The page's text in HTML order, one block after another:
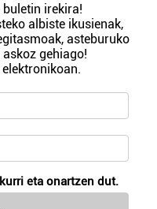
irekira!
albiste ikusienak,
asteburuko
gehiago!
eta onartzen dut.